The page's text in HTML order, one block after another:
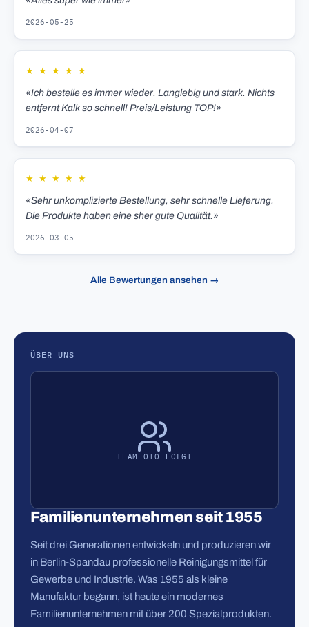
2026-05-25
★ ★ ★ ★ ★
«Ich bestelle es immer wieder. Langlebig und stark. Nichts
entfernt Kalk so schnell! Preis/Leistung TOP!»
2026-04-07
★ ★ ★ ★ ★
«Sehr unkomplizierte Bestellung, sehr schnelle Lieferung.
Die Produkte haben eine sher gute Qualität.»
2026-03-05
Alle Bewertungen ansehen →
ÜBER UNS
TEAMFOTO FOLGT
Familienunternehmen seit 1955
Seit drei Generationen entwickeln und produzieren wir
in Berlin-Spandau professionelle Reinigungsmittel für
Gewerbe und Industrie. Was 1955 als kleine
Manufaktur begann, ist heute ein modernes
Familienunternehmen mit über 200 Spezialprodukten.